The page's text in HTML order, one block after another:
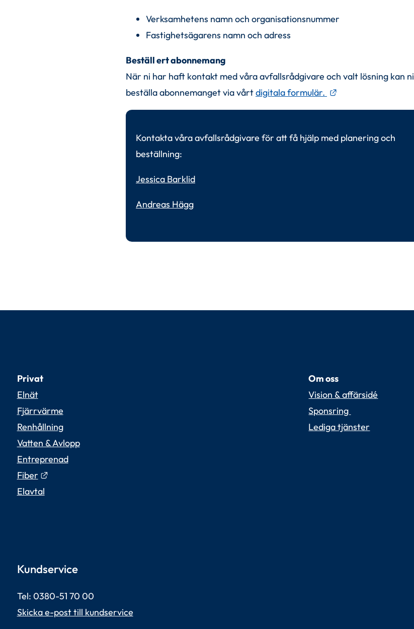
Verksamhetens namn och organisationsnummer
Fastighetsägarens namn och adress
Beställ ert abonnemang
När ni har haft kontakt med våra avfallsrådgivare och valt lösning kan ni
beställa abonnemanget via vårt digitala formulär.
Kontakta våra avfallsrådgivare för att få hjälp med planering och
beställning:
Jessica Barklid
Andreas Hägg
Privat
Elnät
Fjärrvärme
Renhållning
Vatten & Avlopp
Entreprenad
Fiber
Länk till annan webbplats.
Elavtal
Om oss
Vision & affärsidé
Sponsring
Lediga tjänster
Kundservice
Tel: 0380-51 70 00
Skicka e-post till kundservice